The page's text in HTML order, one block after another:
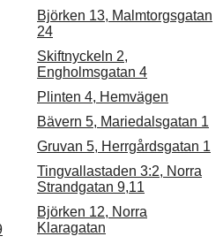
Björken 13, Malmtorgsgatan
24
Skiftnyckeln 2,
Engholmsgatan 4
Plinten 4, Hemvägen
Bävern 5, Mariedalsgatan 1
Gruvan 5, Herrgårdsgatan 1
Tingvallastaden 3:2, Norra
Strandgatan 9,11
Björken 12, Norra
Klaragatan